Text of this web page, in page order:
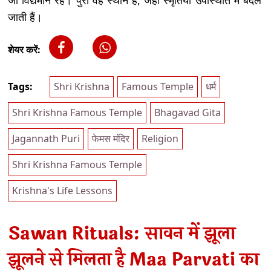
जाती हैं।
शेयर करें:
Tags: Shri Krishna Famous Temple
धर्म
Shri Krishna Famous Temple
Bhagavad Gita
Jagannath Puri
फेमस मंदिर
Religion
Shri Krishna Famous Temple
Krishna's Life Lessons
Sawan Rituals: सावन में झूला
झूलने से मिलता है Maa Parvati का